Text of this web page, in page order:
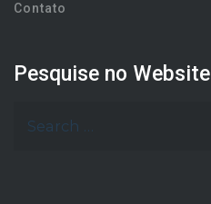
Contato
Pesquise no Website